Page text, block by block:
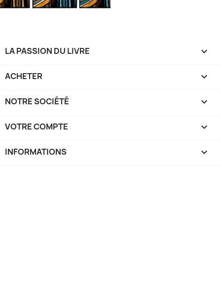
LA PASSION DU LIVRE 
ACHETER 
NOTRE SOCIÉTÉ 
VOTRE COMPTE 
INFORMATIONS keyboard_arrow_down